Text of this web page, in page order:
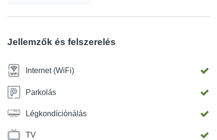
Jellemzők és felszerelés
Internet (WiFi)
Parkolás
Légkondíciónálás
TV